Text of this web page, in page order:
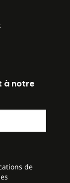
à notre
de